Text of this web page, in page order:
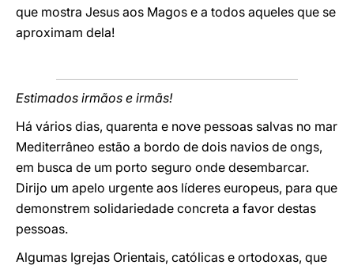
que mostra Jesus aos Magos e a todos aqueles que se
aproximam dela!
Estimados irmãos e irmãs!
Há vários dias, quarenta e nove pessoas salvas no mar
Mediterrâneo estão a bordo de dois navios de ongs,
em busca de um porto seguro onde desembarcar.
Dirijo um apelo urgente aos líderes europeus, para que
demonstrem solidariedade concreta a favor destas
pessoas.
Algumas Igrejas Orientais, católicas e ortodoxas, que